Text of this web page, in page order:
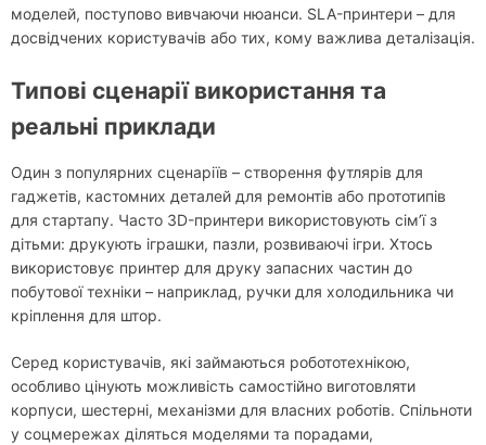
моделей, поступово вивчаючи нюанси. SLA-принтери – для
досвідчених користувачів або тих, кому важлива деталізація.
Типові сценарії використання та
реальні приклади
Один з популярних сценаріїв – створення футлярів для
гаджетів, кастомних деталей для ремонтів або прототипів
для стартапу. Часто 3D-принтери використовують сім’ї з
дітьми: друкують іграшки, пазли, розвиваючі ігри. Хтось
використовує принтер для друку запасних частин до
побутової техніки – наприклад, ручки для холодильника чи
кріплення для штор.
Серед користувачів, які займаються робототехнікою,
особливо цінують можливість самостійно виготовляти
корпуси, шестерні, механізми для власних роботів. Спільноти
у соцмережах діляться моделями та порадами,